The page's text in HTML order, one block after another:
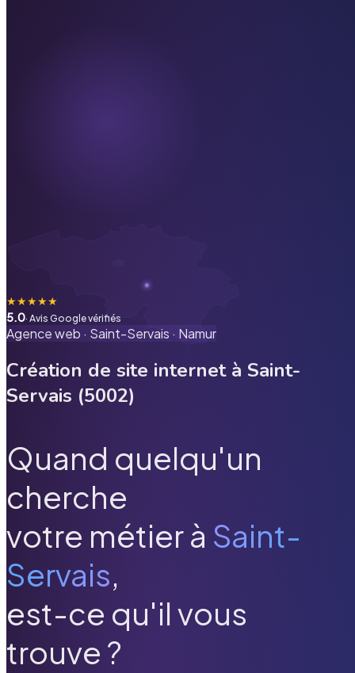
★★★★★
5.0· Avis Google vérifiés
Agence web · Saint-Servais · Namur
Création de site internet à Saint-
Servais (5002)
Quand quelqu'un
cherche
votre métier à Saint-
Servais,
est-ce qu'il vous
trouve ?